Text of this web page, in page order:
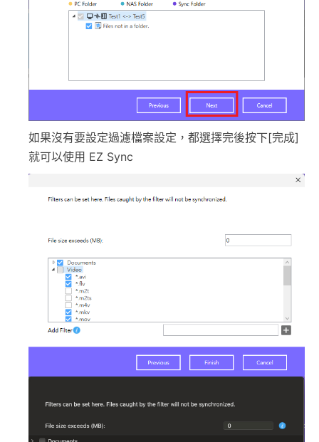
如果沒有要設定過濾檔案設定，都選擇完後按下[完成]
就可以使用 EZ Sync